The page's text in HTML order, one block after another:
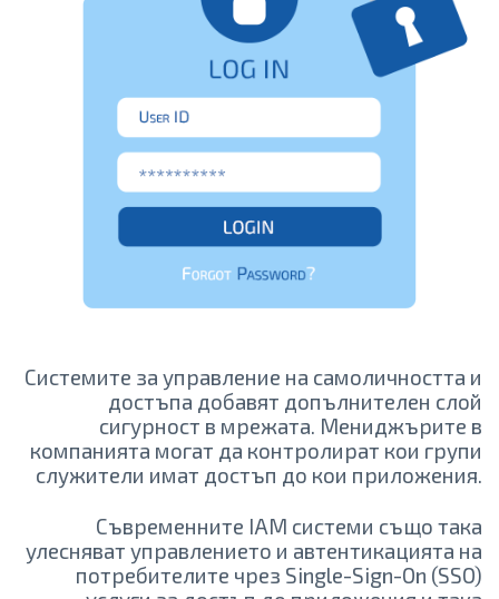
Системите за управление на самоличността и
достъпа добавят допълнителен слой
сигурност в мрежата. Мениджърите в
компанията могат да контролират кои групи
служители имат достъп до кои приложения.
Съвременните IAM системи също така
улесняват управлението и автентикацията на
потребителите чрез Single-Sign-On (SSO)